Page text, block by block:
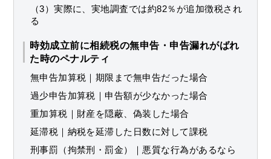
（3）実際に、実地調査では約82％が追加徴税され
る
時効成立前に相続税の無申告・申告漏れがばれ
た時のペナルティ
無申告加算税｜期限まで無申告だった場合
過少申告加算税｜申告額が少なかった場合
重加算税｜財産を隠蔽、偽装した場合
延滞税｜納税を延滞した日数に対して課税
刑事罰（拘禁刑・罰金）｜悪質な行為があるなら